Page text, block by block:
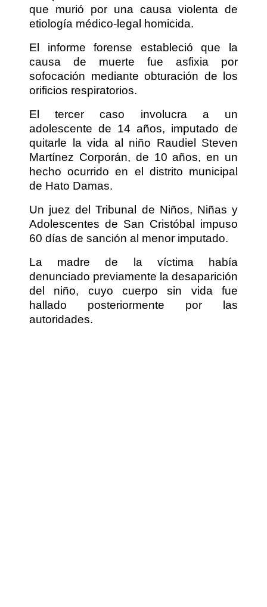
que murió por una causa violenta de
etiología médico-legal homicida.
El informe forense estableció que la
causa de muerte fue asfixia por
sofocación mediante obturación de los
orificios respiratorios.
El tercer caso involucra a un
adolescente de 14 años, imputado de
quitarle la vida al niño Raudiel Steven
Martínez Corporán, de 10 años, en un
hecho ocurrido en el distrito municipal
de Hato Damas.
Un juez del Tribunal de Niños, Niñas y
Adolescentes de San Cristóbal impuso
60 días de sanción al menor imputado.
La madre de la víctima había
denunciado previamente la desaparición
del niño, cuyo cuerpo sin vida fue
hallado posteriormente por las
autoridades.